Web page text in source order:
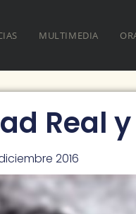
MULTIMEDIA
Real
2016